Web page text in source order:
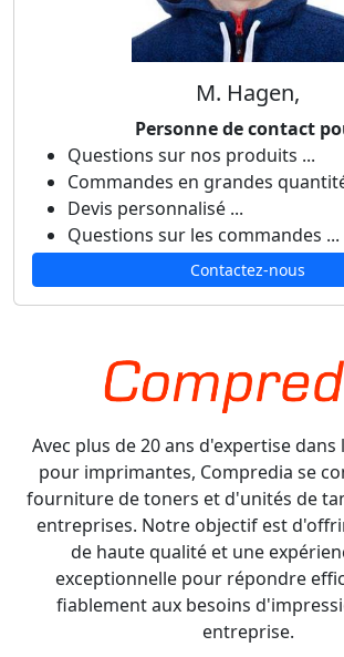
M. Hagen,
Personne de contact
Questions sur nos produits ...
Commandes en grandes
Devis personnalisé ...
Questions sur les commandes ...
Contactez-nous
Avec plus de 20 ans d'expertise
pour imprimantes, Compredia se
fourniture de toners et d'unités de
entreprises. Notre objectif est
de haute qualité et une
exceptionnelle pour répondre
fiablement aux besoins
entreprise.